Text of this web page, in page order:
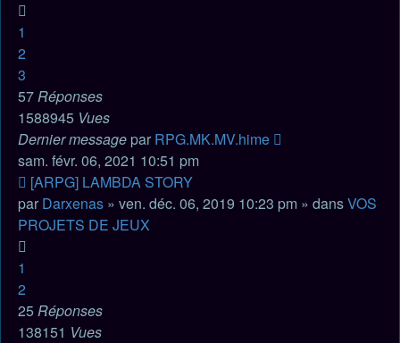
1
2
3
57Réponses
1588945 Vues
Dernier message par RPG.MK.MV.hime
sam. févr. 06, 2021 10:51 pm
Nouveau
message
[ARPG] LAMBDA STORY
par Darxenas » ven. déc. 06, 2019 10:23 pm » dansVOS
PROJETS DE JEUX
1
2
25Réponses
138151 Vues